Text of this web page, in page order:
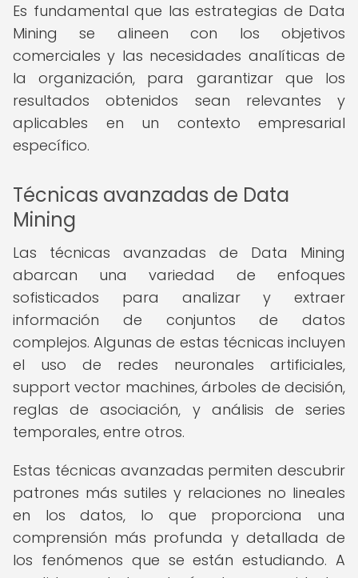
Es fundamental que las estrategias de Data
Mining se alineen con los objetivos
comerciales y las necesidades analíticas de
la organización, para garantizar que los
resultados obtenidos sean relevantes y
aplicables en un contexto empresarial
específico.
Técnicas avanzadas de Data
Mining
Las técnicas avanzadas de Data Mining
abarcan una variedad de enfoques
sofisticados para analizar y extraer
información de conjuntos de datos
complejos. Algunas de estas técnicas incluyen
el uso de redes neuronales artificiales,
support vector machines, árboles de decisión,
reglas de asociación, y análisis de series
temporales, entre otros.
Estas técnicas avanzadas permiten descubrir
patrones más sutiles y relaciones no lineales
en los datos, lo que proporciona una
comprensión más profunda y detallada de
los fenómenos que se están estudiando. A